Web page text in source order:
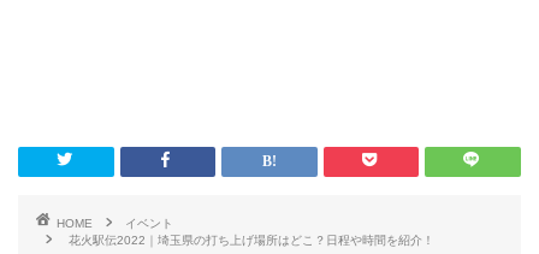
HOME
イベント
花火駅伝2022｜埼玉県の打ち上げ場所はどこ？日程や時間を紹介！